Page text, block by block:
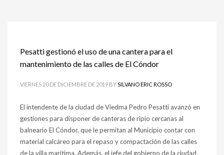
Pesatti gestionó el uso de una cantera para el
mantenimiento de las calles de El Cóndor
VIERNES 20 DE DICIEMBRE DE 2019 BYSILVANO ERIC ROSSO
El intendente de la ciudad de Viedma Pedro Pesatti avanzó en
gestiones para disponer de canteras de ripio cercanas al
balneario El Cóndor, que le permitan al Municipio contar con
material calcáreo para el repaso y compactación de las calles
de la villa marítima. Además, el jefe del gobierno de la ciudad